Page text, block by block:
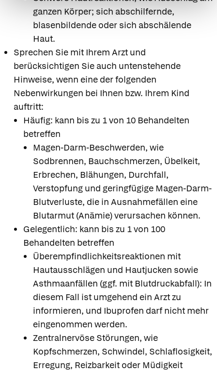
ganzen Körper; sich abschilfernde,
blasenbildende oder sich abschälende
Haut.
Sprechen Sie mit Ihrem Arzt und
berücksichtigen Sie auch untenstehende
Hinweise, wenn eine der folgenden
Nebenwirkungen bei Ihnen bzw. Ihrem Kind
auftritt:
Häufig: kann bis zu 1 von 10 Behandelten
betreffen
Magen-Darm-Beschwerden, wie
Sodbrennen, Bauchschmerzen, Übelkeit,
Erbrechen, Blähungen, Durchfall,
Verstopfung und geringfügige Magen-Darm-
Blutverluste, die in Ausnahmefällen eine
Blutarmut (Anämie) verursachen können.
Gelegentlich: kann bis zu 1 von 100
Behandelten betreffen
Überempfindlichkeitsreaktionen mit
Hautausschlägen und Hautjucken sowie
Asthmaanfällen (ggf. mit Blutdruckabfall): In
diesem Fall ist umgehend ein Arzt zu
informieren, und Ibuprofen darf nicht mehr
eingenommen werden.
Zentralnervöse Störungen, wie
Kopfschmerzen, Schwindel, Schlaflosigkeit,
Erregung, Reizbarkeit oder Müdigkeit